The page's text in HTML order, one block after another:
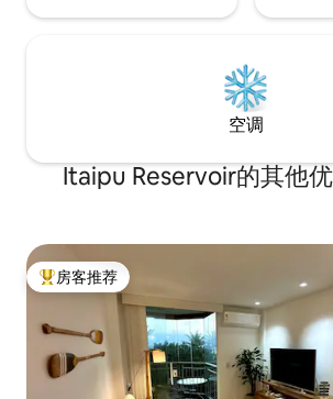
空调
Itaipu Reservoir的其他
热门「房客推荐」
房客推荐